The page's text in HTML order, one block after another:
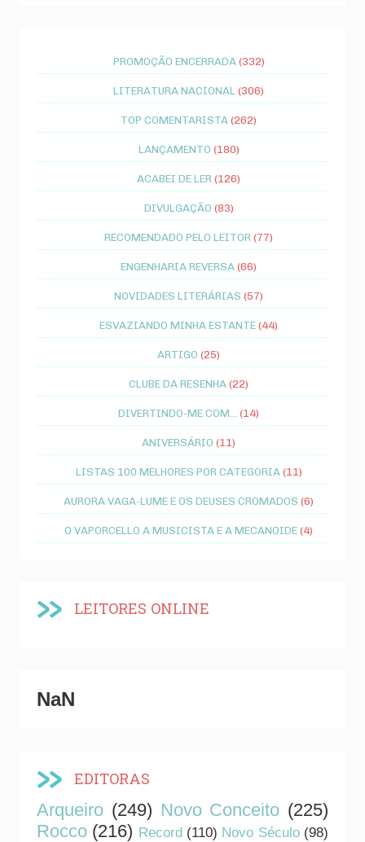
PROMOÇÃO ENCERRADA (332)
LITERATURA NACIONAL(306)
TOP COMENTARISTA(262)
LANÇAMENTO (180)
ACABEI DE LER(126)
DIVULGAÇÃO (83)
RECOMENDADO PELO LEITOR(77)
ENGENHARIA REVERSA(66)
NOVIDADES LITERÁRIAS (57)
ESVAZIANDO MINHA ESTANTE(44)
ARTIGO (25)
CLUBE DA RESENHA(22)
DIVERTINDO-ME COM... (14)
ANIVERSÁRIO (11)
LISTAS 100 MELHORES POR CATEGORIA (11)
AURORA VAGA-LUME E OS DEUSES CROMADOS (6)
O VAPORCELLO A MUSICISTA E A MECANOIDE(4)
LEITORES ONLINE
NaN
EDITORAS
Arqueiro (249) Novo Conceito (225)
Rocco (216) Record (110) Novo Século (98)